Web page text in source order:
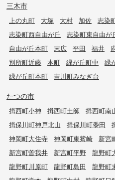
三木市
上の丸町 大塚 大村 加佐 志染
志染町西自由が丘
志染町東自由が
自由が丘本町
末広 平田 福井
別所町近藤
本町 緑が丘町中 緑
緑が丘町本町
吉川町みなぎ台
たつの市
揖西町小神 揖西町土師 揖西町南
揖保川町神戸北山
揖保川町黍田
神岡町大住寺
神岡町東觜崎 新宮
新宮町曽我井
新宮町平野 龍野町
龍野町川原町
龍野町島田 龍野町